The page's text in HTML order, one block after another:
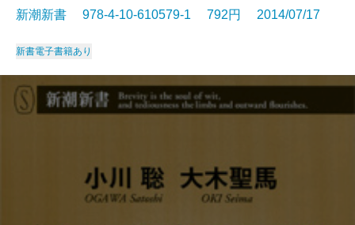
新潮新書 978-4-10-610579-1 792円 2014/07/17
新書電子書籍あり